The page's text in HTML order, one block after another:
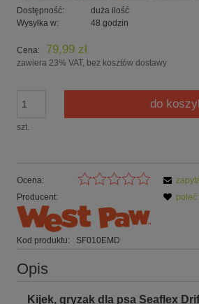
Dostępność:
duża ilość
Wysyłka w:
48 godzin
Cena: 79,99 zł
zawiera 23% VAT, bez kosztów dostawy
szt.
do
Ocena:
Producent:
Kod produktu: SF010EMD
poleć
Opis
Kijek, gryzak dla psa Seaflex